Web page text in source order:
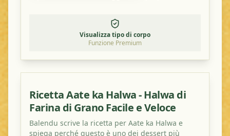
Visualizza tipo di corpo
Funzione Premium
Ricetta Aate ka Halwa - Halwa di
Farina di Grano Facile e Veloce
Balendu scrive la ricetta per Aate ka Halwa e
spiega perché questo è uno dei dessert più